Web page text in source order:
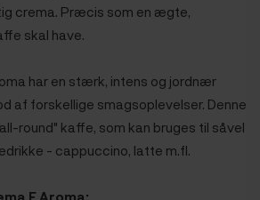
crema. Præcis som en ægte,
skal have.
har en stærk, intens og jordnær
af forskellige smagsoplevelser. Denne
round" kaffe, som kan bruges til såvel
- cappuccino, latte m.fl.